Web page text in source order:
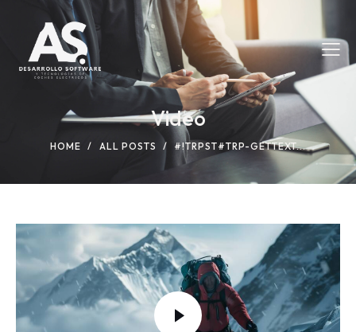
Video
HOME ALL POSTS #!TRPST#TRP-GETTEXT...